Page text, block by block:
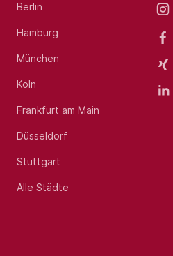
Berlin
Hamburg
München
Köln
Frankfurt am Main
Düsseldorf
Stuttgart
Alle Städte